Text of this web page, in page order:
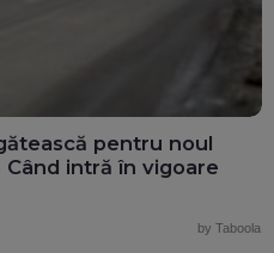
pentru noul
intră în vigoare
by Taboola